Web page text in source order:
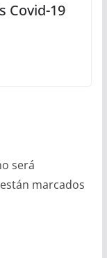
Covid-19
será
marcados